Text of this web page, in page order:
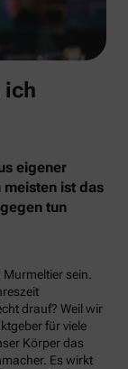
ich
eigener
ist das
tun
sein.
drauf? Weil wir
für viele
Körper das
Es wirkt